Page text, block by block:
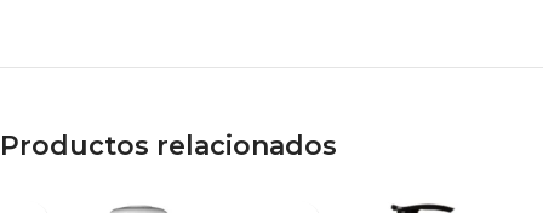
Productos relacionados